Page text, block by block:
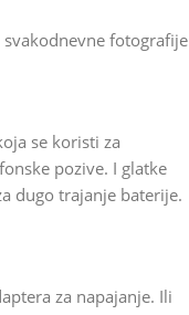
fotografije
se koristi za
pozive. I glatke
dugo trajanje baterije.
za napajanje. Ili